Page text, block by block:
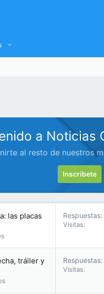
a Noticias
al resto de nuestros
Inscríbete
las placas
Respuestas
Visitas
tráiler y
Respuestas
Visitas